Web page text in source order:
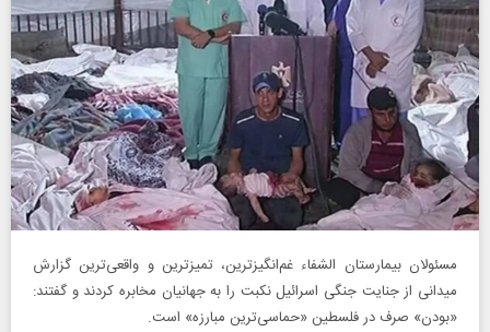
مسئولان بیمارستان الشفاء غم‌انگیزترین، تمیزترین و واقعی‌ترین گزارش
میدانی از جنایت جنگی اسرائیل نکبت را به جهانیان مخابره کردند و گفتند:
«بودن» صرف در فلسطین «حماسی‌ترین مبارزه» است.